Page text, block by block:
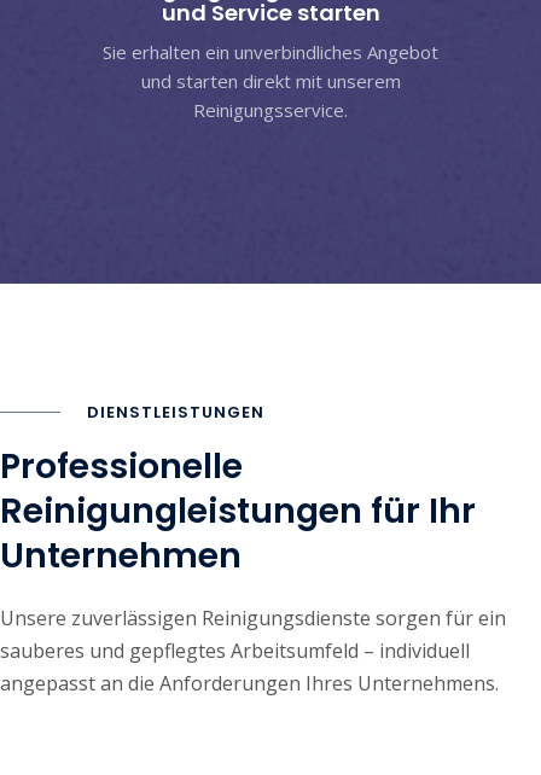
und Service starten
Sie erhalten ein unverbindliches Angebot
und starten direkt mit unserem
Reinigungsservice.
DIENSTLEISTUNGEN
Professionelle
Reinigungleistungen für Ihr
Unternehmen
Unsere zuverlässigen Reinigungsdienste sorgen für ein
sauberes und gepflegtes Arbeitsumfeld – individuell
angepasst an die Anforderungen Ihres Unternehmens.